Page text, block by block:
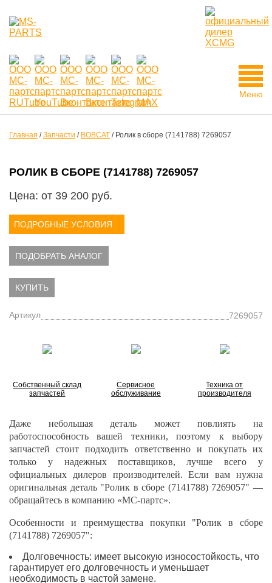
Меню
Главная /Запчасти / BOBCAT / Ролик в сборе (7141788) 7269057
РОЛИК В СБОРЕ (7141788) 7269057
Цена: от 39 200 руб.
ПОДРОБНЫЕ УСЛОВИЯ
ПОДОБРАТЬ АНАЛОГ
КУПИТЬ
Артикул 7269057
Собственный склад
запчастей
Сервисное
обслуживание
Техника от
производителя
Даже небольшая деталь может повлиять на
работоспособность вашей техники, поэтому к выбору
запчастей стоит подходить ответственно и покупать их
только у надежных поставщиков, лучше всего у
официальных дилеров производителей. Если вам нужна
оригинальная деталь "Ролик в сборе (7141788) 7269057" —
обращайтесь в компанию «МС-партс».
Особенности и преимущества покупки "Ролик в сборе
(7141788) 7269057":
Долговечность: имеет высокую износостойкость, что
гарантирует его долговечность и уменьшает
необходимость в частой замене.